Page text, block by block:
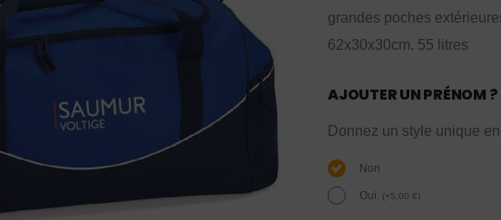
grandes poches
62x30x30cm. 55 litres
AJOUTER UN PRÉNOM ?
Donnez un style unique
Non
Oui. (+5,00 €)